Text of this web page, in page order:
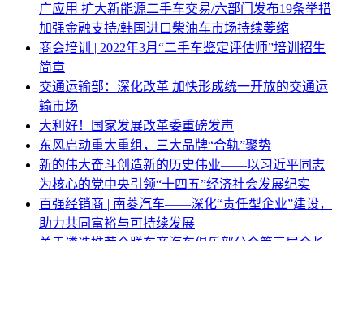
广应用 扩大新能源二手车交易/六部门发布19条举措
加强金融支持/韩国进口柴油车市场持续萎缩
商会培训 | 2022年3月“二手车鉴定评估师”培训招生
简章
交通运输部：深化改革 加快形成统一开放的交通运
输市场
大利好！国家发展改革委重磅发声
东风启动重大重组，三大品牌“合轨”聚势
新的伟大奋斗创造新的历史伟业——以习近平同志
为核心的党中央引领“十四五”经济社会发展纪实
百强经销商 | 南菱汽车——深化“责任型企业”建设，
助力共同富裕与可持续发展
关于遴选推荐全联车商汽车俱乐部分会第三届会长